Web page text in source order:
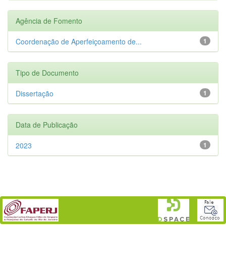
Agência de Fomento
1
Coordenação de Aperfeiçoamento de...
Tipo de Documento
1
Dissertação
Data de Publicação
1
2023